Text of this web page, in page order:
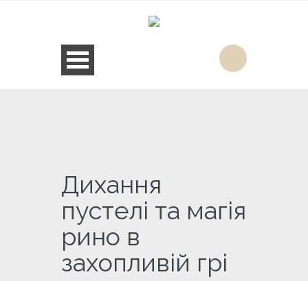
Дихання
пустелі та магія
рино в
захопливій грі